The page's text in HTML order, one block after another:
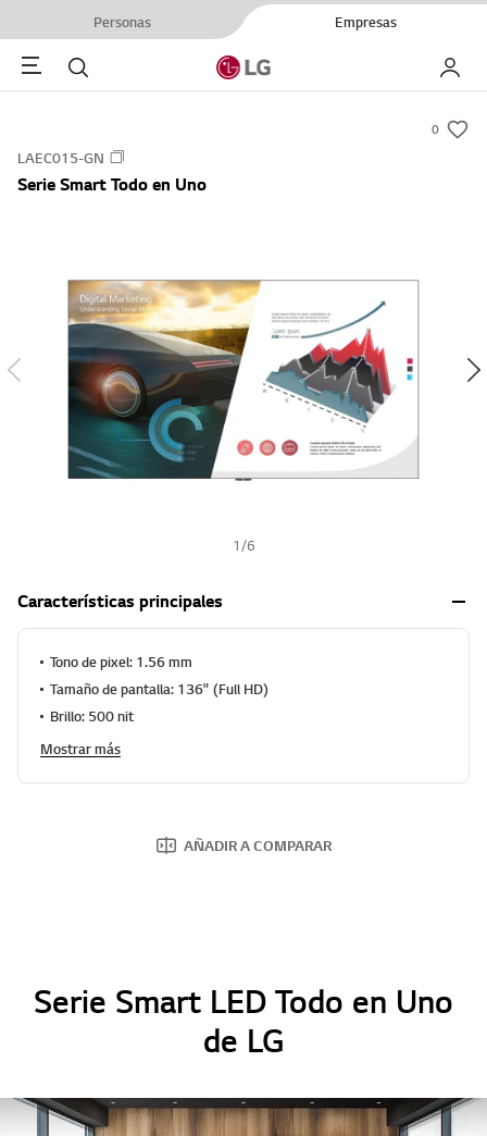
Personas Empresas
Menu Buscar My LG
0
s
LAEC015-GN
Serie Smart Todo en Uno
1 /6
Características principales
Tono de pixel: 1.56 mm
Tamaño de pantalla: 136" (Full HD)
Brillo: 500 nit
Mostrar más
AÑADIR A COMPARAR
Serie Smart LED Todo en Uno
de LG